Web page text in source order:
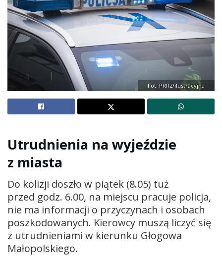
Fot. PRRz/ilustracyjna
Utrudnienia na wyjeździe
z miasta
Do kolizji doszło w piątek (8.05) tuż
przed godz. 6.00, na miejscu pracuje policja,
nie ma informacji o przyczynach i osobach
poszkodowanych. Kierowcy muszą liczyć się
z utrudnieniami w kierunku Głogowa
Małopolskiego.